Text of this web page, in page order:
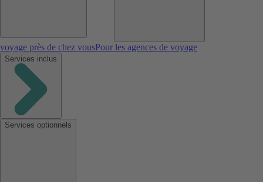
voyage près de chez vousPour les agences de voyage
Services inclus
Services optionnels